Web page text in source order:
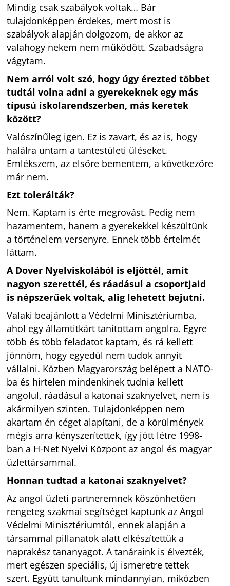
Mindig csak szabályok voltak… Bár
tulajdonképpen érdekes, mert most is
szabályok alapján dolgozom, de akkor az
valahogy nekem nem működött. Szabadságra
vágytam.
Nem arról volt szó, hogy úgy érezted többet
tudtál volna adni a gyerekeknek egy más
típusú iskolarendszerben, más keretek
között?
Valószínűleg igen. Ez is zavart, és az is, hogy
halálra untam a tantestületi üléseket.
Emlékszem, az elsőre bementem, a következőre
már nem.
Ezt tolerálták?
Nem. Kaptam is érte megrovást. Pedig nem
hazamentem, hanem a gyerekekkel készültünk
a történelem versenyre. Ennek több értelmét
láttam.
A Dover Nyelviskolából is eljöttél, amit
nagyon szerettél, és ráadásul a csoportjaid
is népszerűek voltak, alig lehetett bejutni.
Valaki beajánlott a Védelmi Minisztériumba,
ahol egy államtitkárt tanítottam angolra. Egyre
több és több feladatot kaptam, és rá kellett
jönnöm, hogy egyedül nem tudok annyit
vállalni. Közben Magyarország belépett a NATO-
ba és hirtelen mindenkinek tudnia kellett
angolul, ráadásul a katonai szaknyelvet, nem is
akármilyen szinten. Tulajdonképpen nem
akartam én céget alapítani, de a körülmények
mégis arra kényszerítettek, így jött létre 1998-
ban a H-Net Nyelvi Központ az angol és magyar
üzlettársammal.
Honnan tudtad a katonai szaknyelvet?
Az angol üzleti partneremnek köszönhetően
rengeteg szakmai segítséget kaptunk az Angol
Védelmi Minisztériumtól, ennek alapján a
társammal pillanatok alatt elkészítettük a
naprakész tananyagot. A tanáraink is élvezték,
mert egészen speciális, új ismeretre tettek
szert. Együtt tanultunk mindannyian, miközben